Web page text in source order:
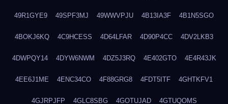
49R1GYE9 49SPF3MJ 49WWVPJU 4B13IA3F 4B1N5SGO
4BOKJ6KQ 4C9HCESS 4D64LFAR 4D90P4CC 4DV2LKB3
4DWPQY14 4DYW6NWM 4DZ5J3RQ 4E402GTO 4E4R43JK
4EE6J1ME 4ENC34CO 4F88GRG8 4FDT5ITF 4GHTKFV1
4GJRPJFP 4GLC8SBG 4GOTUJAD 4GTUQOMS